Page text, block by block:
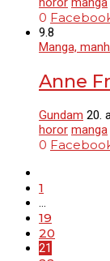
0
9.8
Manga,
Anne
Gundam 20.
horor manga
0
1
…
19
20
21